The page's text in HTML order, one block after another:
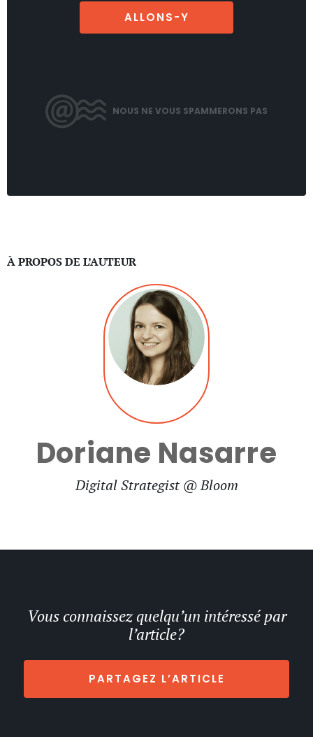
ALLONS-Y
NOUS NE VOUS SPAMMERONS PAS
À PROPOS DE L’AUTEUR
Doriane Nasarre
Digital Strategist @ Bloom
Vous connaissez quelqu’un intéressé par
l’article?
PARTAGEZ L’ARTICLE